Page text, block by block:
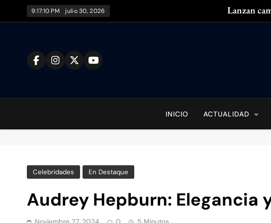
9:17:11 PM julio 30, 2026
Lanzan
Ella
INICIO ACTUALIDAD
Celebridades En Destaque
Audrey Hepburn: Elegancia